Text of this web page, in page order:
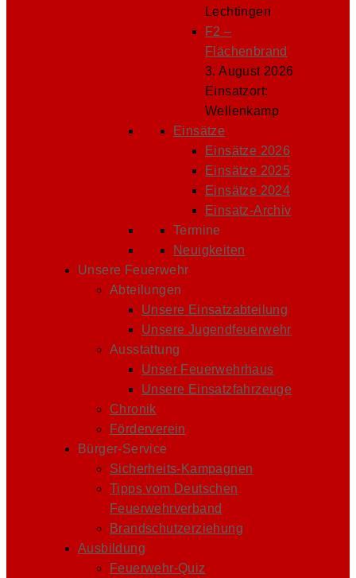
Lechtingen
F2 –
Flächenbrand
3. August 2026
Einsatzort:
Wellenkamp
Einsätze
Einsätze 2026
Einsätze 2025
Einsätze 2024
Einsatz-Archiv
Termine
Neuigkeiten
Unsere Feuerwehr
Abteilungen
Unsere Einsatzabteilung
Unsere Jugendfeuerwehr
Ausstattung
Unser Feuerwehrhaus
Unsere Einsatzfahrzeuge
Chronik
Förderverein
Bürger-Service
Sicherheits-Kampagnen
Tipps vom Deutschen
Feuerwehrverband
Brandschutzerziehung
Ausbildung
Feuerwehr-Quiz